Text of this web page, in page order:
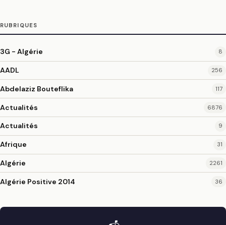
RUBRIQUES
3G - Algérie 8
AADL 256
Abdelaziz Bouteflika 117
Actualités 6876
Actualités 9
Afrique 31
Algérie 2261
Algérie Positive 2014 36